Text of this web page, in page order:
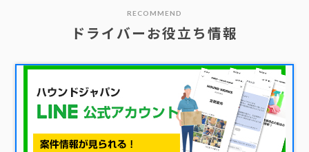
RECOMMEND
ドライバーお役立ち情報